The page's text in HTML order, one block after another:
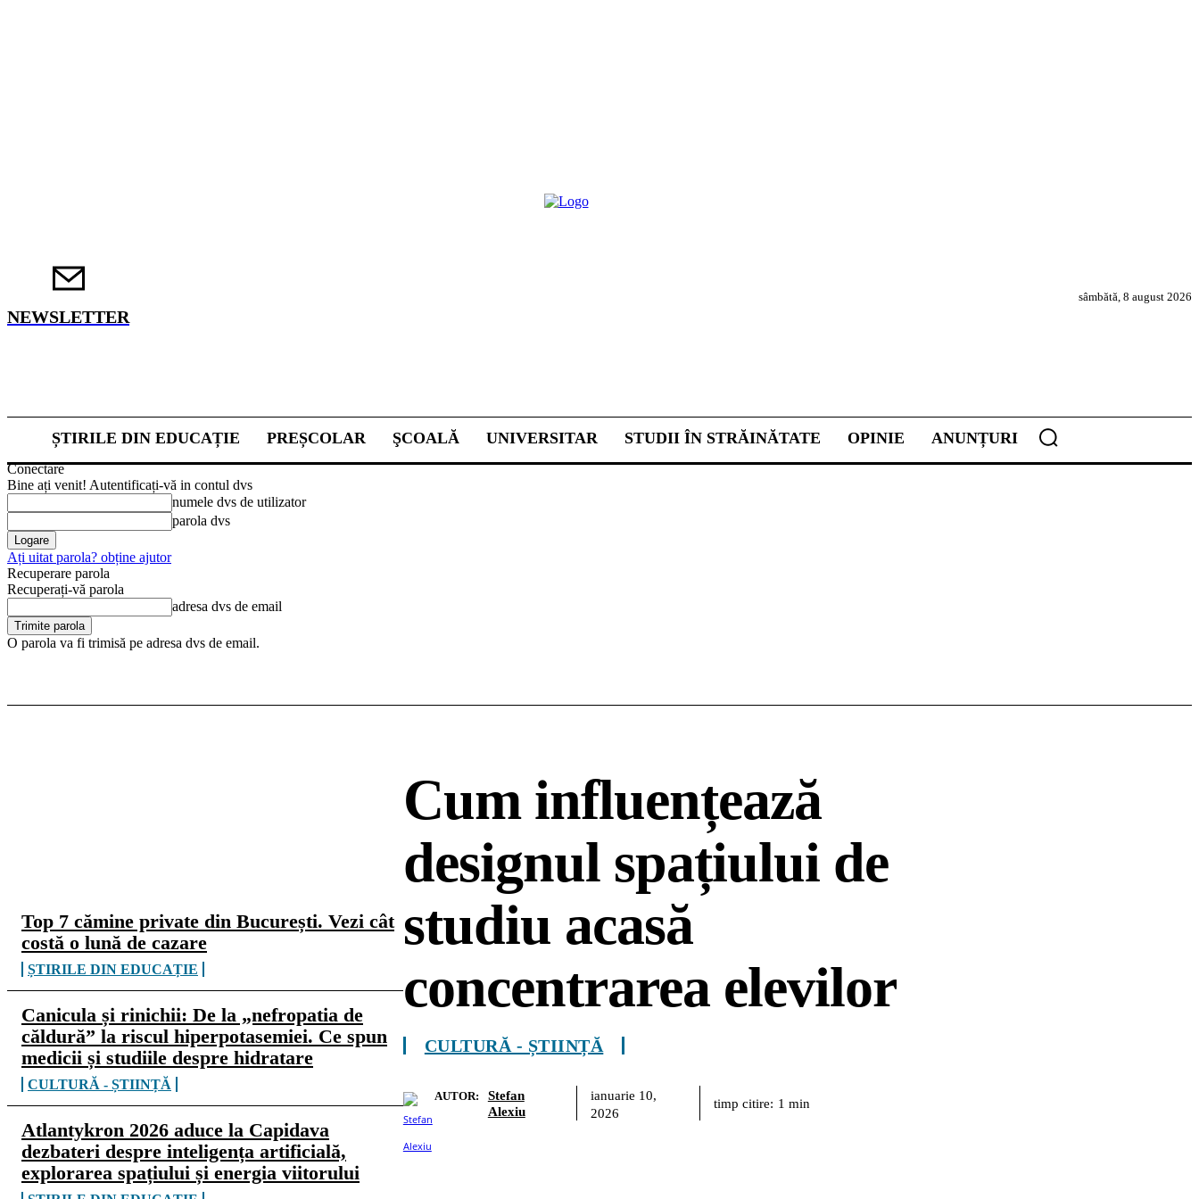
NEWSLETTER
sâmbătă, 8 august 2026
ȘTIRILE DIN EDUCAȚIE PREȘCOLAR ŞCOALĂ UNIVERSITAR STUDII ÎN STRĂINĂTATE OPINIE ANUNȚURI
Conectare
Bine ați venit! Autentificați-vă in contul dvs
numele dvs de utilizator
parola dvs
Ați uitat parola? obține ajutor
Recuperare parola
Recuperați-vă parola
adresa dvs de email
O parola va fi trimisă pe adresa dvs de email.
Top 7 cămine private din București. Vezi cât
costă o lună de cazare
ȘTIRILE DIN EDUCAȚIE
Canicula și rinichii: De la „nefropatia de
căldură” la riscul hiperpotasemiei. Ce spun
medicii și studiile despre hidratare
CULTURĂ - ȘTIINȚĂ
Atlantykron 2026 aduce la Capidava
dezbateri despre inteligența artificială,
explorarea spațiului și energia viitorului
Cum influențează
designul spațiului de
studiu acasă
concentrarea elevilor
CULTURĂ - ȘTIINȚĂ
AUTOR:
Stefan
Alexiu
ianuarie 10,
2026
timp citire: 1 min